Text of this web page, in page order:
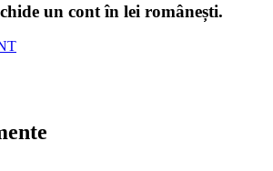
un cont în lei românești.